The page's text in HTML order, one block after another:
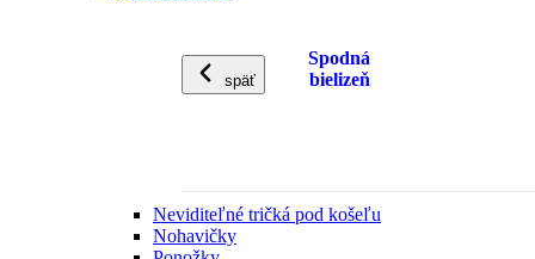
späť
Spodná
bielizeň
Neviditeľné tričká pod košeľu
Nohavičky